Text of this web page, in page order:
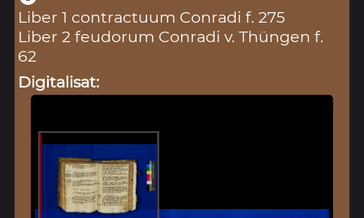
Liber 1 contractuum Conradi f. 275
Liber 2 feudorum Conradi v. Thüngen f.
62
Digitalisat: